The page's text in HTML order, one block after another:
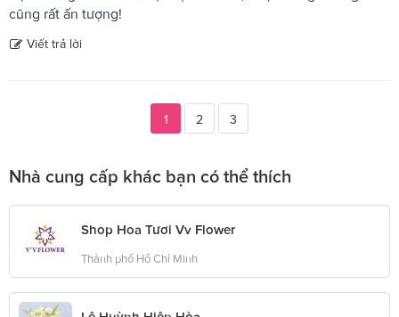
cũng rất ấn tượng!
Viết trả lời
1 2 3
Nhà cung cấp khác bạn có thể thích
Shop Hoa Tươi Vv Flower
Thành phố Hồ Chí Minh